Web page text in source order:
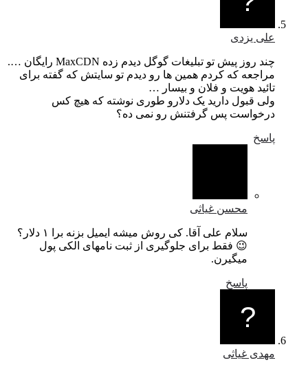
علی یزدی
چند روز پیش تو تبلیغات گوگل دیدم زده MaxCDN رایگان ….
مراجعه که کردم همین ها رو دیدم تو سایتش که گفته برای
تائید هویت و فلان و بیسار …
ولی قبول دارید یک دلارو طوری نوشته که هیچ کس
درخواست پس گرفتنش رو نمی ده؟
محسن غیاثی
سلام علی آقا. کی روش میشه ایمیل بزنه برا ۱ دلار؟
😉 فقط برای جلوگیری از ثبت نامهای الکی پول
میگیرن.
مهدی غیاثی